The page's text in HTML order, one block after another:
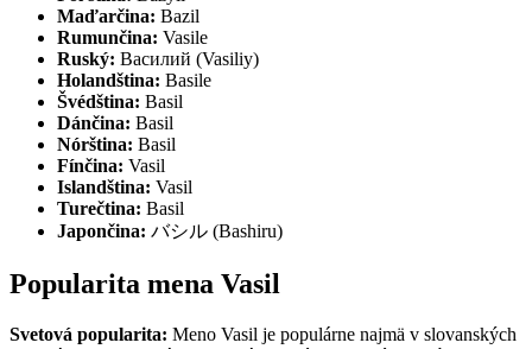
Maďarčina: Bazil
Rumunčina: Vasile
Ruský: Василий (Vasiliy)
Holandština: Basile
Švédština: Basil
Dánčina: Basil
Nórština: Basil
Fínčina: Vasil
Islandština: Vasil
Turečtina: Basil
Japončina: バシル (Bashiru)
Popularita mena Vasil
Svetová popularita: Meno Vasil je populárne najmä v slovanských